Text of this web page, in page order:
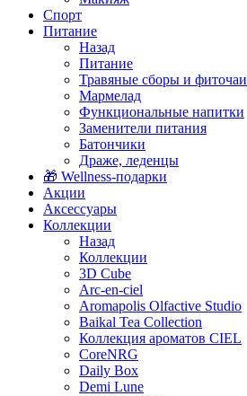
Спорт
Питание
Назад
Питание
Травяные сборы и фиточаи
Мармелад
Функциональные напитки
Заменители питания
Батончики
Драже, леденцы
🎁 Wellness-подарки
Акции
Аксессуары
Коллекции
Назад
Коллекции
3D Cube
Arc-en-ciel
Aromapolis Olfactive Studio
Baikal Tea Collection
Коллекция ароматов CIEL
СoreNRG
Daily Box
Demi Lune